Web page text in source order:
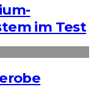
im Test